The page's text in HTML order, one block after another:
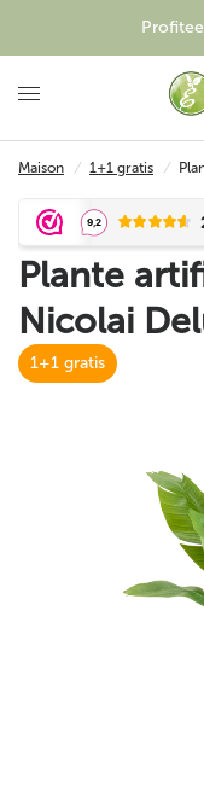
Maison / 1+1 gratis /
Plante
Nicolai
1+1 gratis